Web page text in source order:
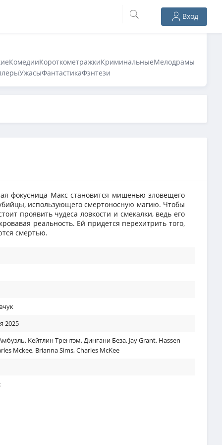
Вход
КомедииКороткометражкиКриминальныеМелодрамы
УжасыФантастикаФэнтези
фокусница Макс становится мишенью зловещего
использующего смертоносную магию. Чтобы
проявить чудеса ловкости и смекалки, ведь его
реальность. Ей придется перехитрить того,
смертью.
2025
, Кейтлин Трентэм,Дингани Беза, Jay Grant, Hassen
Mckee, Brianna Sims,Charles McKee